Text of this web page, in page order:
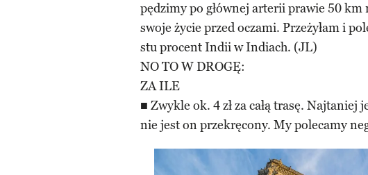
pędzimy po głównej arterii prawie 50 km
swoje życie przed oczami. Przeżyłam i
stu procent Indii w Indiach. (JL)
NO TO W DROGĘ:
ZA ILE
■ Zwykle ok. 4 zł za całą trasę. Najtaniej
nie jest on przekręcony. My polecamy